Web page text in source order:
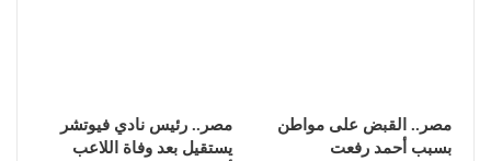
مصر.. القبض على مواطن
بسبب أحمد رفعت
مصر.. رئيس نادي فيوتشر
يستقيل بعد وفاة اللاعب